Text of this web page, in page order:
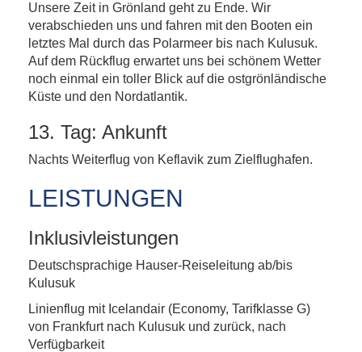
Unsere Zeit in Grönland geht zu Ende. Wir
verabschieden uns und fahren mit den Booten ein
letztes Mal durch das Polarmeer bis nach Kulusuk.
Auf dem Rückflug erwartet uns bei schönem Wetter
noch einmal ein toller Blick auf die ostgrönländische
Küste und den Nordatlantik.
13. Tag: Ankunft
Nachts Weiterflug von Keflavik zum Zielflughafen.
LEISTUNGEN
Inklusivleistungen
Deutschsprachige Hauser-Reiseleitung ab/bis
Kulusuk
Linienflug mit Icelandair (Economy, Tarifklasse G)
von Frankfurt nach Kulusuk und zurück, nach
Verfügbarkeit